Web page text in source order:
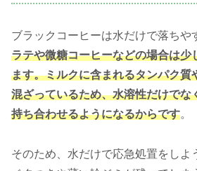
ブラックコーヒーは水だけで落ちや
ラテや微糖コーヒーなどの場合は少
ます。ミルクに含まれるタンパク質
混ざっているため、水溶性だけでな
持ち合わせるようになるからです。
そのため、水だけで応急処置をしよ